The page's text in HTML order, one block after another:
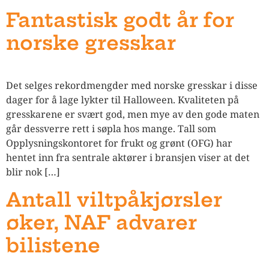
Fantastisk godt år for
norske gresskar
Det selges rekordmengder med norske gresskar i disse
dager for å lage lykter til Halloween. Kvaliteten på
gresskarene er svært god, men mye av den gode maten
går dessverre rett i søpla hos mange. Tall som
Opplysningskontoret for frukt og grønt (OFG) har
hentet inn fra sentrale aktører i bransjen viser at det
blir nok […]
Antall viltpåkjørsler
øker, NAF advarer
bilistene